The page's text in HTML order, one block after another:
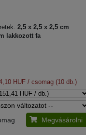
2,5 x 2,5 x 2,5 cm
lakkozott fa
HUF / csomag (10 db.)
Megvásárolni